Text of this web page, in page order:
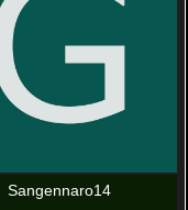
Sangennaro14